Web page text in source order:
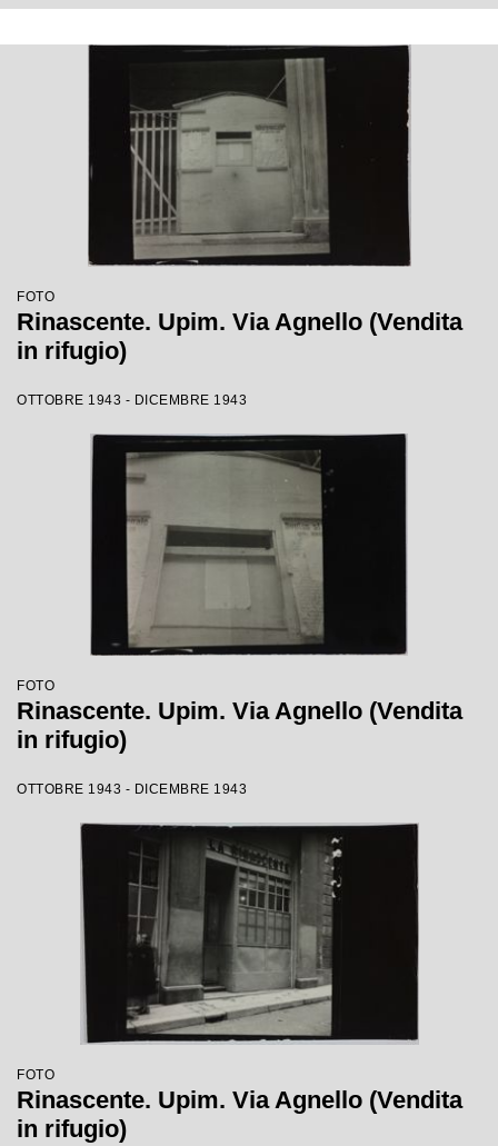
FOTO
Rinascente. Upim. Via Agnello (Vendita
in rifugio)
OTTOBRE 1943 - DICEMBRE 1943
FOTO
Rinascente. Upim. Via Agnello (Vendita
in rifugio)
OTTOBRE 1943 - DICEMBRE 1943
FOTO
Rinascente. Upim. Via Agnello (Vendita
in rifugio)